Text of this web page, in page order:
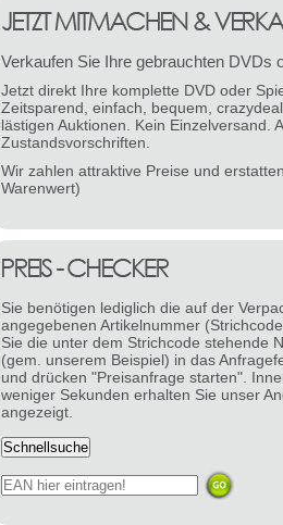
Verkaufen Sie Ihre gebrauchten DVDs
Jetzt direkt Ihre komplette DVD oder
Zeitsparend, einfach, bequem,
lästigen Auktionen. Kein Einzelversand.
Zustandsvorschriften.
Wir zahlen attraktive Preise und
Warenwert)
Sie benötigen lediglich die auf der
angegebenen Artikelnummer
Sie die unter dem Strichcode stehende
(gem. unserem Beispiel) in das
und drücken "Preisanfrage starten".
weniger Sekunden erhalten Sie unser
angezeigt.